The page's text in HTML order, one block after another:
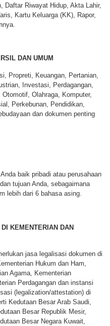
Daftar Riwayat Hidup, Akta Lahir,
Kartu Keluarga (KK), Rapor,
DAN UMUM
Propreti, Keuangan, Pertanian,
Investasi, Perdagangan,
Olahraga, Komputer,
Perkebunan, Pendidikan,
dan dokumen penting
baik pribadi atau perusahaan
tujuan Anda, sebagaimana
lebih dari 6 bahasa asing.
KEMENTERIAN DAN
jasa legalisasi dokumen di
Hukum dan Ham,
Agama, Kementerian
Perdagangan dan instansi
(legalization/attestation) di
Kedutaan Besar Arab Saudi,
Besar Republik Mesir,
Besar Negara Kuwait,